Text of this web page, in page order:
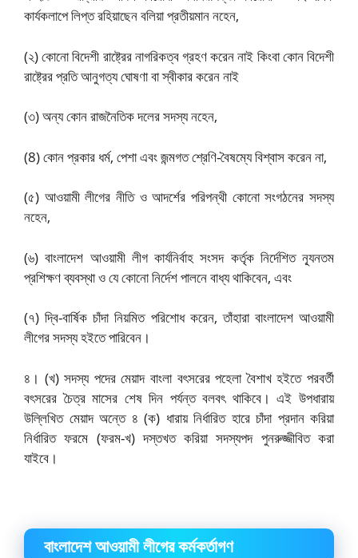
কার্যকলাপে লিপ্ত রহিয়াছেন বলিয়া প্রতীয়মান নহেন,
(২) কোনো বিদেশী রাষ্ট্রের নাগরিকত্ব গ্রহণ করেন নাই কিংবা কোন বিদেশী
রাষ্ট্রের প্রতি আনুগত্য ঘোষণা বা স্বীকার করেন নাই
(৩) অন্য কোন রাজনৈতিক দলের সদস্য নহেন,
(8) কোন প্রকার ধর্ম, পেশা এবং জন্মগত শ্রেণি-বৈষম্যে বিশ্বাস করেন না,
(৫) আওয়ামী লীগের নীতি ও আদর্শের পরিপন্থী কোনো সংগঠনের সদস্য
নহেন,
(৬) বাংলাদেশ আওয়ামী লীগ কার্যনির্বাহ সংসদ কর্তৃক নির্দেশিত ন্যূনতম
প্রশিক্ষণ ব্যবস্থা ও যে কোনো নির্দেশ পালনে বাধ্য থাকিবেন, এবং
(৭) দ্বি-বার্ষিক চাঁদা নিয়মিত পরিশোধ করেন, তাঁহারা বাংলাদেশ আওয়ামী
লীগের সদস্য হইতে পারিবেন।
৪। (খ) সদস্য পদের মেয়াদ বাংলা বৎসরের পহেলা বৈশাখ হইতে পরবর্তী
বৎসরের চৈত্র মাসের শেষ দিন পর্যন্ত বলবৎ থাকিবে। এই উপধারায়
উল্লিখিত মেয়াদ অন্তে ৪ (ক) ধারায় নির্ধারিত হারে চাঁদা প্রদান করিয়া
নির্ধারিত ফরমে (ফরম-খ) দস্তখত করিয়া সদস্যপদ পুনরুজ্জীবিত করা
যাইবে।
বাংলাদেশ আওয়ামী লীগের কর্মকর্তাগণ